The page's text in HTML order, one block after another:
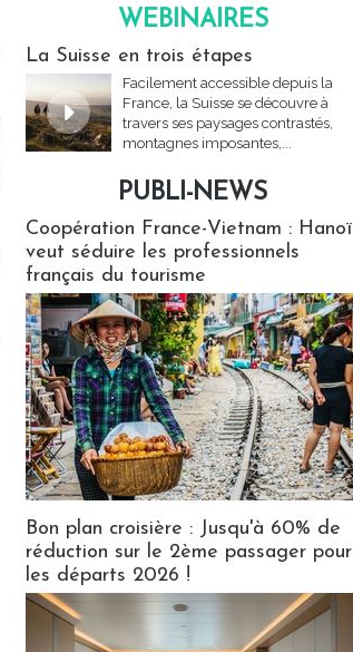
WEBINAIRES
La Suisse en trois étapes
Facilement accessible depuis la
France, la Suisse se découvre à
travers ses paysages contrastés,
montagnes imposantes,...
PUBLI-NEWS
Coopération France-Vietnam : Hanoï
veut séduire les professionnels
français du tourisme
Bon plan croisière : Jusqu'à 60% de
réduction sur le 2ème passager pour
les départs 2026 !